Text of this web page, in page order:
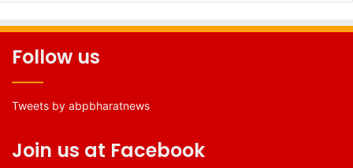
Follow us
Tweets by abpbharatnews
Join us at Facebook